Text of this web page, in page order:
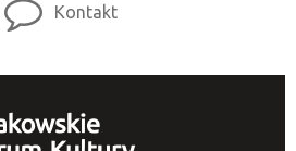
Kontakt